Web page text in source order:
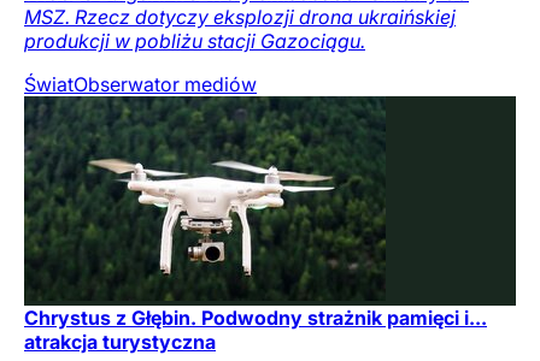
MSZ. Rzecz dotyczy eksplozji drona ukraińskiej
produkcji w pobliżu stacji Gazociągu.
ŚwiatObserwator mediów
Chrystus z Głębin. Podwodny strażnik pamięci i...
atrakcja turystyczna